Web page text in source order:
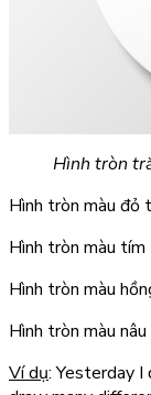
Hình tròn
Hình tròn màu đỏ
Hình tròn màu
Hình tròn màu
Hình tròn màu
Ví dụ: Yesterday